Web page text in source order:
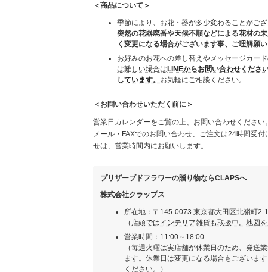
＜商品について＞
季節により、お花・器が多少変わることがご
突然の花器廃番や天候不順などによる花材の
く変更になる場合がございます事、ご理解願い
お好みのお花への差し替えやメッセージカード
は難しい場合はLINEからお問い合わせくださ
しています。 お気軽にご相談ください。
＜お問い合わせいただく前に＞
営業日カレンダーをご覧の上、お問い合わせください。
メール・FAXでのお問い合わせ、ご注文は24時間受
せは、営業時間内にお願いします。
プリザーブドフラワーの贈り物ならCLAPSへ
株式会社クラップス
所在地：〒145-0073 東京都大田区北嶺町2-1
（ 店頭ではインテリア雑貨も取扱中。地図
営業時間：11:00～18:00
（毎週火曜は実店舗が休業日のため、発送
ます。休業日は変更になる場合もございま
ください。）